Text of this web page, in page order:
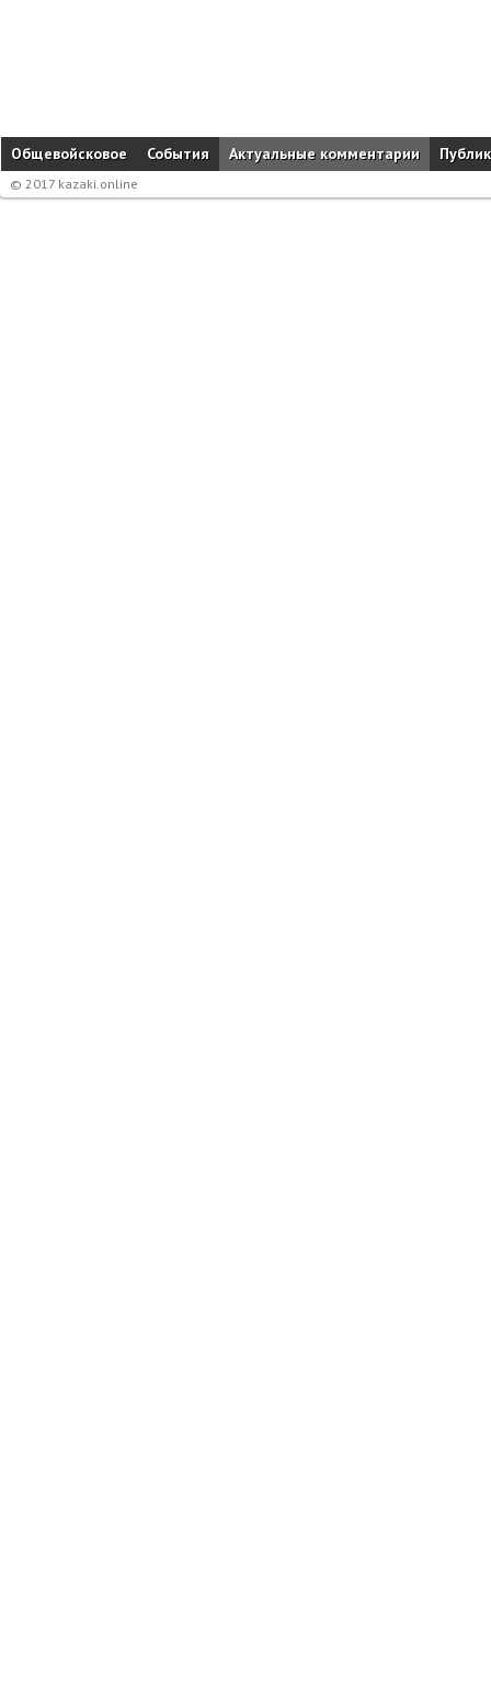
Общевойсковое События Актуальные комментарии
© 2017 kazaki.online